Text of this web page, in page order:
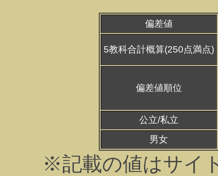
偏差値
5教科合計概算(250点満点)
偏差値順位
公立/私立
男女
※記載の値はサイ